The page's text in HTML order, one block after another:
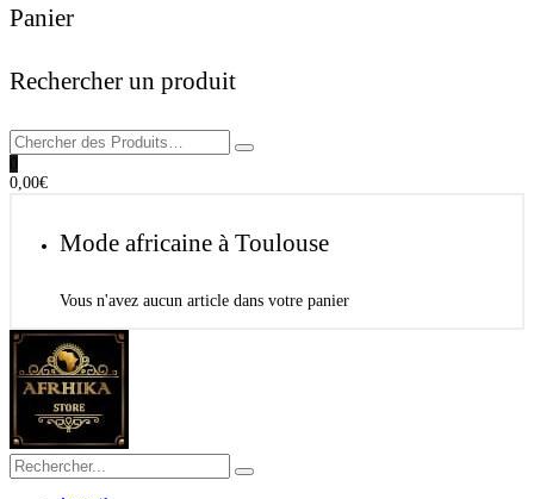
Panier
Rechercher un produit
0,00€
Mode africaine à Toulouse
Vous n'avez aucun article dans votre panier